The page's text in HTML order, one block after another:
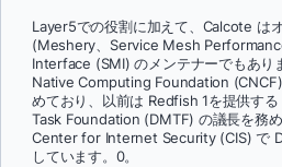
Layer5での役割に加えて、Calcote は
(Meshery、Service Mesh
Interface (SMI) のメンテナーでもあり
Native Computing Foundation
めており、以前は Redfish 1を提供す
Task Foundation (DMTF) の議長を務
Center for Internet Security (CIS) で
しています。0。